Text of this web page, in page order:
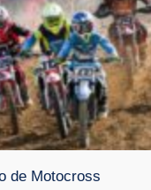
de Motocross